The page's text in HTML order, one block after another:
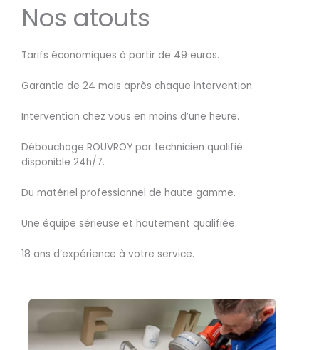
Nos atouts
Tarifs économiques à partir de 49 euros.
Garantie de 24 mois après chaque intervention.
Intervention chez vous en moins d’une heure.
Débouchage ROUVROY par technicien qualifié
disponible 24h/7.
Du matériel professionnel de haute gamme.
Une équipe sérieuse et hautement qualifiée.
18 ans d’expérience à votre service.